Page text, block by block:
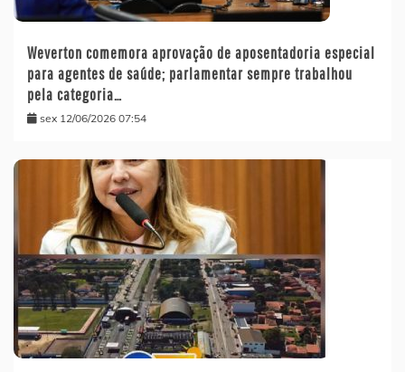
Weverton comemora aprovação de aposentadoria especial
para agentes de saúde; parlamentar sempre trabalhou
pela categoria…
sex 12/06/2026 07:54